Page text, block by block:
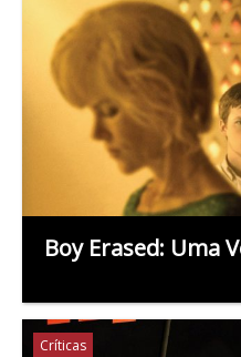
Boy Erased: Uma
Críticas